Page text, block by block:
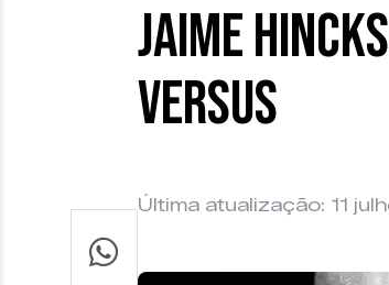
Jaime
Versus
Última atualização: 11